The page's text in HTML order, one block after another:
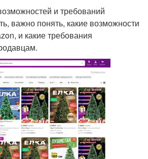
и требований
важно понять, какие возможности
и какие требования